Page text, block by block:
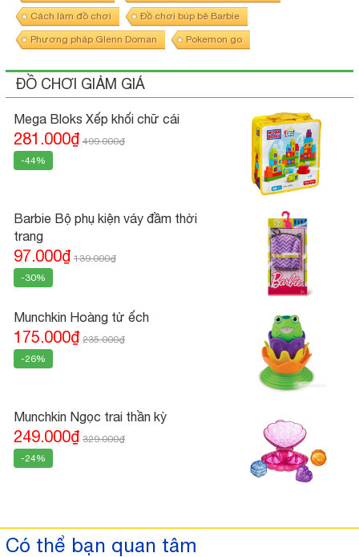
Cách làm đồ chơi Đồ chơi búp bê Barbie
Phương pháp Glenn Doman Pokemon go
ĐỒ CHƠI GIẢM GIÁ
Mega Bloks Xếp khối chữ cái
281.000₫ 499.000₫
-44%
Barbie Bộ phụ kiện váy đầm thời
trang
97.000₫ 139.000₫
-30%
Munchkin Hoàng tử ếch
175.000₫ 235.000₫
-26%
Munchkin Ngọc trai thần kỳ
249.000₫ 329.000₫
-24%
Có thể bạn quan tâm